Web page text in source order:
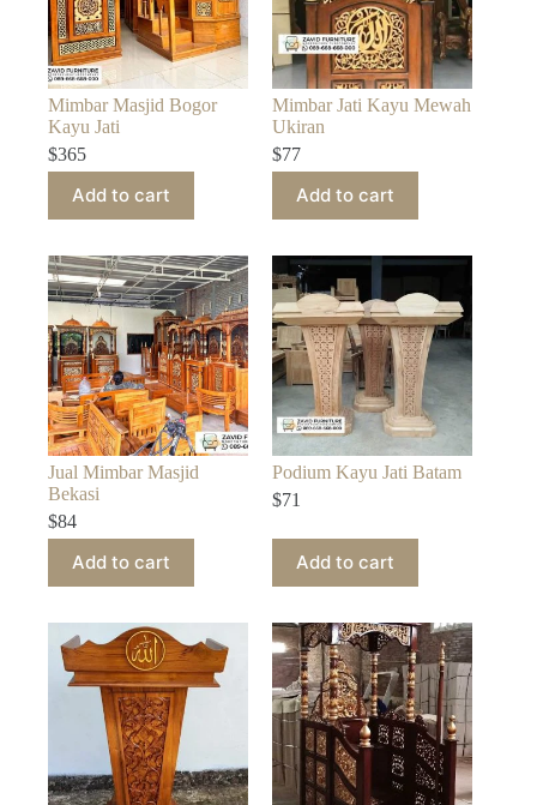
Mimbar Masjid Bogor
Kayu Jati
$365
Add to cart
Mimbar Jati Kayu Mewah
Ukiran
$77
Add to cart
Jual Mimbar Masjid
Bekasi
$84
Add to cart
Podium Kayu Jati Batam
$71
Add to cart